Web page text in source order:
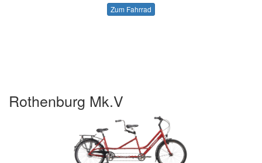
Zum Fahrrad
Rothenburg Mk.V